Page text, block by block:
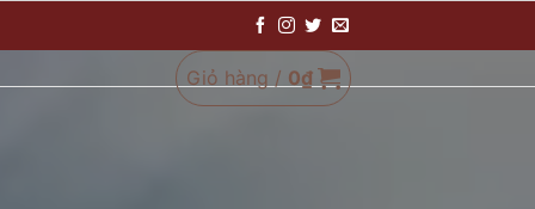
Giỏ hàng / 0₫